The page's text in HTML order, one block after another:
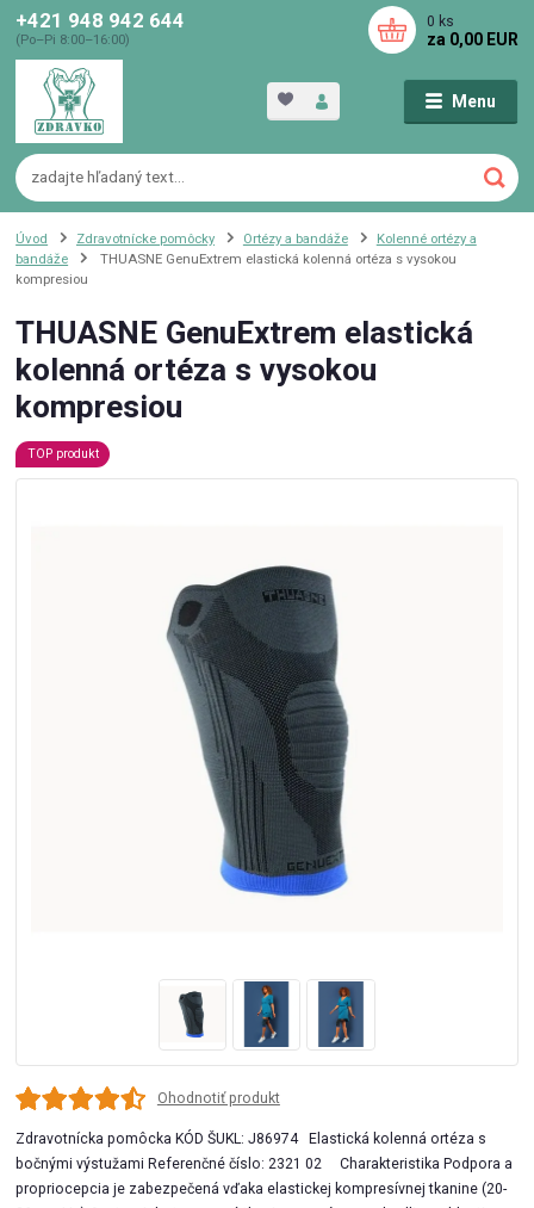
Menu
+421 948 942 644
(Po–Pi 8:00–16:00)
0 ks
za 0,00 EUR
Úvod Zdravotnícke pomôcky Ortézy a bandáže
Kolenné ortézy a
bandáže
THUASNE GenuExtrem elastická kolenná ortéza s vysokou
kompresiou
THUASNE GenuExtrem elastická
kolenná ortéza s vysokou
kompresiou
TOP produkt
Ohodnotiť produkt
Zdravotnícka pomôcka KÓD ŠUKL: J86974 Elastická kolenná ortéza s
bočnými výstužami Referenčné číslo: 2321 02 Charakteristika Podpora a
propriocepcia je zabezpečená vďaka elastickej kompresívnej tkanine (20-